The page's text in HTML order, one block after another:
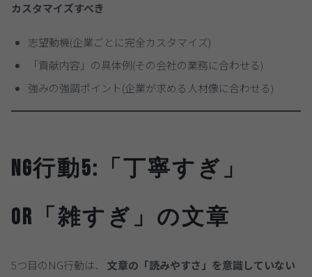
カスタマイズすべき
志望動機(企業ごとに完全カスタマイズ)
「貢献内容」の具体例(その会社の業務に合わせる)
強みの強調ポイント(企業が求める人材像に合わせる)
NG行動5:「丁寧すぎ」
OR「雑すぎ」の文章
5つ目のNG行動は、 文章の「読みやすさ」を意識していない